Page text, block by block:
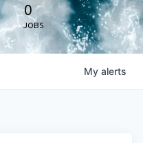
0
JOBS
My alerts